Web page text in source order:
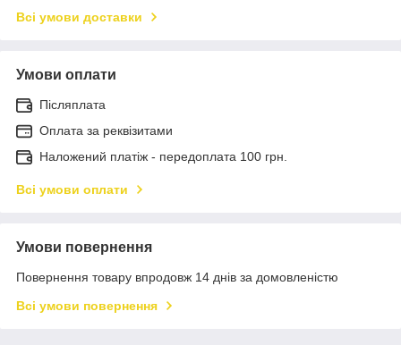
Всі умови доставки
Умови оплати
Післяплата
Оплата за реквізитами
Наложений платіж - передоплата 100 грн.
Всі умови оплати
Умови повернення
Повернення товару впродовж 14 днів за домовленістю
Всі умови повернення